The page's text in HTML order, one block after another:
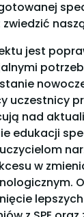
jest
uczestnicy
nad
edukacji
w